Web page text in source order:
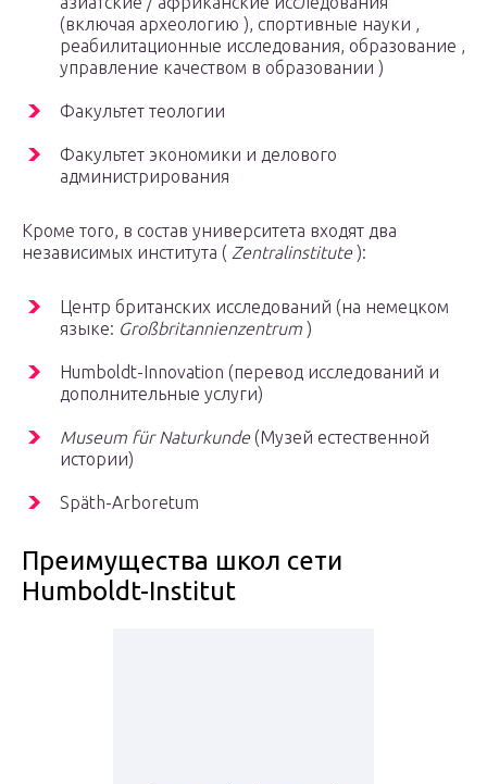
(включая археологию ), спортивные науки ,
реабилитационные исследования, образование ,
управление качеством в образовании )
Факультет теологии
Факультет экономики и делового
администрирования
Кроме того, в состав университета входят два
независимых института ( Zentralinstitute):
Центр британских исследований (на немецком
языке: Großbritannienzentrum )
Humboldt-Innovation (перевод исследований и
дополнительные услуги)
Museum für Naturkunde(Музей естественной
истории)
Späth-Arboretum
Преимущества школ сети
Humboldt-Institut